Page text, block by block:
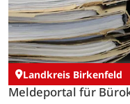
Landkreis Birkenfeld
Meldeportal für